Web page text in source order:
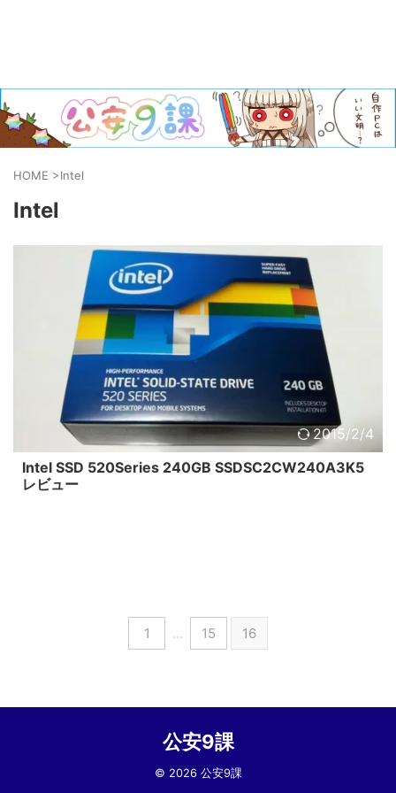
HOME >Intel
Intel
2015/2/4
Intel SSD 520Series 240GB SSDSC2CW240A3K5
レビュー
1 … 15 16
公安9課
© 2026 公安9課